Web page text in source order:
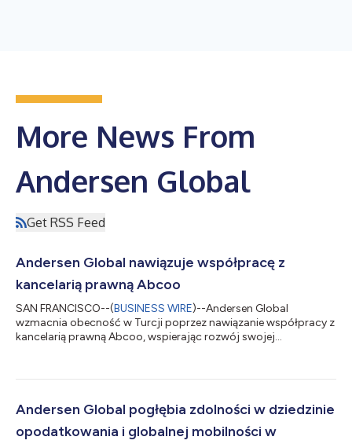
More News From
Andersen Global
Get RSS Feed
Andersen Global nawiązuje współpracę z
kancelarią prawną Abcoo
SAN FRANCISCO--(BUSINESS WIRE)--Andersen Global
wzmacnia obecność w Turcji poprzez nawiązanie współpracy z
kancelarią prawną Abcoo, wspierając rozwój swojej
doradztwa na rzecz klientów lokalnych i międzynarodowych,
zgromadzonej wiedzy fachowej w dziedzinie kwestii
korporacyjnych oraz fuzji i przejęć, majątku nieruchomego...
Andersen Global pogłębia zdolności w dziedzinie
opodatkowania i globalnej mobilności w